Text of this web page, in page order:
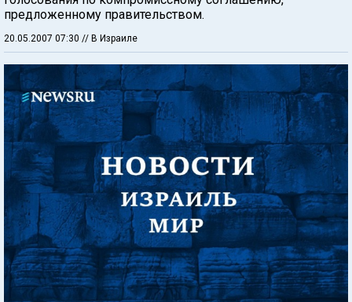
предложенному правительством.
20.05.2007 07:30 // В Израиле